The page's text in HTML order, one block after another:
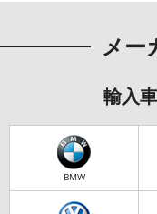
メー
輸入
BMW